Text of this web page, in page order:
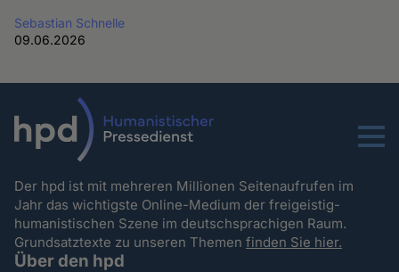
Sebastian Schnelle
09.06.2026
Menu
Der hpd ist mit mehreren Millionen Seitenaufrufen im
Jahr das wichtigste Online-Medium der freigeistig-
humanistischen Szene im deutschsprachigen Raum.
Grundsatztexte zu unseren Themenfinden Sie hier.
Über den hpd